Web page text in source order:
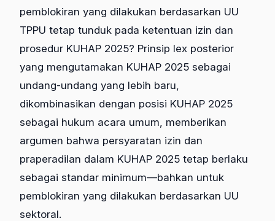
pemblokiran yang dilakukan berdasarkan UU
TPPU tetap tunduk pada ketentuan izin dan
prosedur KUHAP 2025? Prinsip lex posterior
yang mengutamakan KUHAP 2025 sebagai
undang-undang yang lebih baru,
dikombinasikan dengan posisi KUHAP 2025
sebagai hukum acara umum, memberikan
argumen bahwa persyaratan izin dan
praperadilan dalam KUHAP 2025 tetap berlaku
sebagai standar minimum—bahkan untuk
pemblokiran yang dilakukan berdasarkan UU
sektoral.